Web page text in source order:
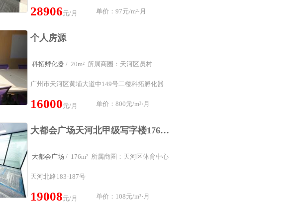
28906元/月 单价：97元/m²⋅月
个人房源
科拓孵化器 / 20m² 所属商圈：天河区员村
广州市天河区黄埔大道中149号二楼科拓孵化器
16000元/月 单价：800元/m²⋅月
大都会广场天河北甲级写字楼176平方全新装修办公室可配齐家私
大都会广场 / 176m² 所属商圈：天河区体育中心
天河北路183-187号
19008元/月 单价：108元/m²⋅月